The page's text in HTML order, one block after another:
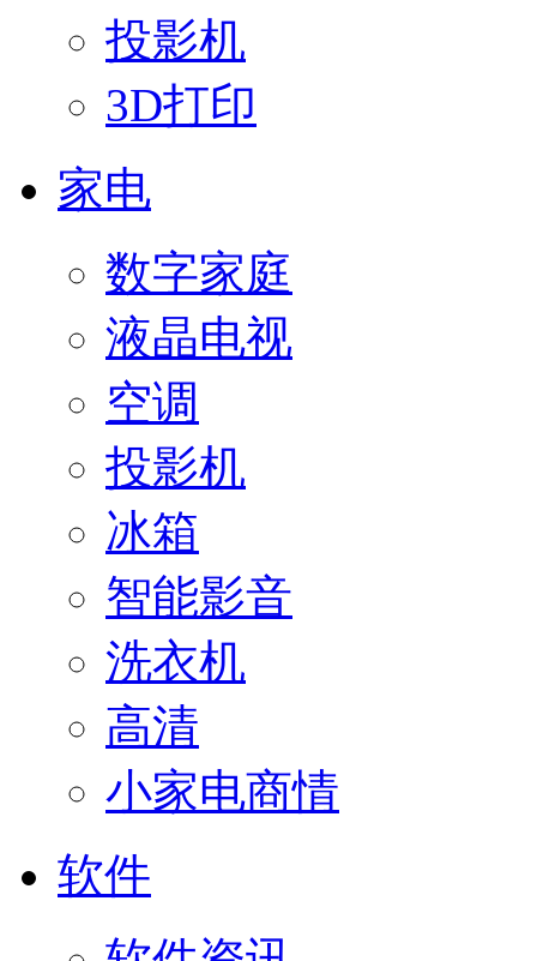
投影机
3D打印
家电
数字家庭
液晶电视
空调
投影机
冰箱
智能影音
洗衣机
高清
小家电商情
软件